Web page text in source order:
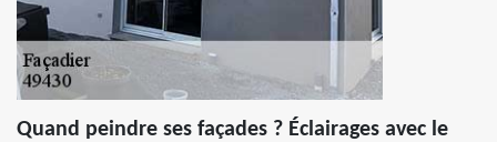
Quand peindre ses façades ? Éclairages avec le